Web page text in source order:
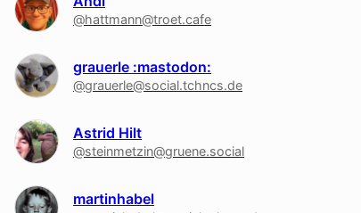
@hattmann@troet.cafe
grauerle :mastodon:
@grauerle@social.tchncs.de
Astrid Hilt
@steinmetzin@gruene.social
martinhabel